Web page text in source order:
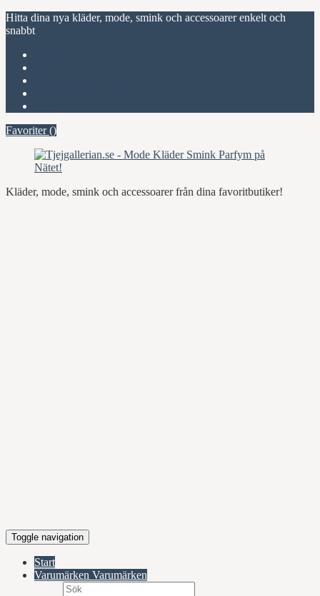
Hitta dina nya kläder, mode, smink och accessoarer enkelt och
snabbt
Favoriter ()
Kläder, mode, smink och accessoarer från dina favoritbutiker!
Toggle navigation
Start
Varumärken Varumärken